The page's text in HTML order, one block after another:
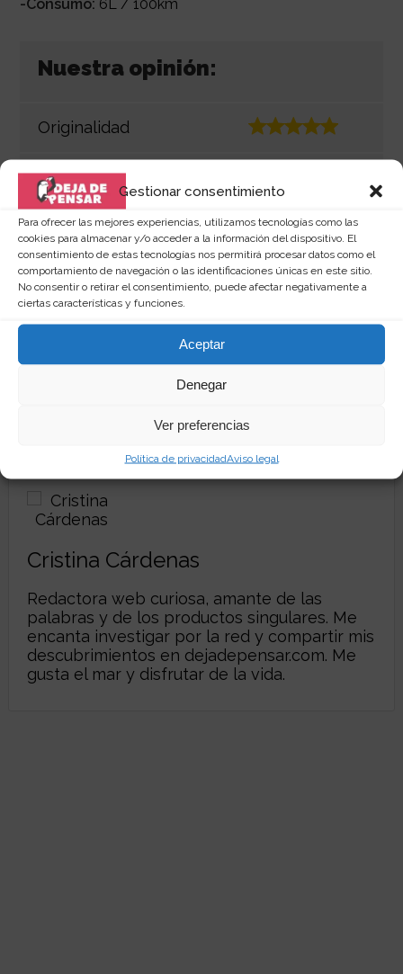
Gestionar consentimiento
Para ofrecer las mejores experiencias, utilizamos tecnologías como las
cookies para almacenar y/o acceder a la información del dispositivo. El
consentimiento de estas tecnologías nos permitirá procesar datos como el
comportamiento de navegación o las identificaciones únicas en este sitio.
No consentir o retirar el consentimiento, puede afectar negativamente a
ciertas características y funciones.
Aceptar
Denegar
Ver preferencias
Política de privacidadAviso legal
-Consumo: 6L / 100km
Nuestra opinión:
Originalidad
Calidad/Precio
Apariencia
Impacto
Cristina Cárdenas
Redactora web curiosa, amante de las
palabras y de los productos singulares. Me
encanta investigar por la red y compartir mis
descubrimientos en dejadepensar.com. Me
gusta el mar y disfrutar de la vida.